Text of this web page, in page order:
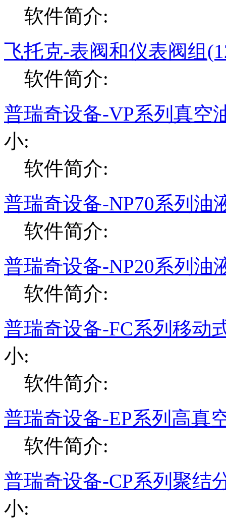
软件简介:
飞托克-表阀和仪表阀组
软件简介:
普瑞奇设备-VP系列真空
小:
软件简介:
普瑞奇设备-NP70系列油
软件简介:
普瑞奇设备-NP20系列油
软件简介:
普瑞奇设备-FC系列移动
小:
软件简介:
普瑞奇设备-EP系列高真
软件简介:
普瑞奇设备-CP系列聚结
小: